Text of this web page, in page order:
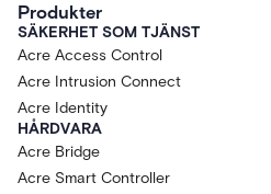
Produkter
SÄKERHET SOM TJÄNST
Acre Access Control
Acre Intrusion Connect
Acre Identity
HÅRDVARA
Acre Bridge
Acre Smart Controller